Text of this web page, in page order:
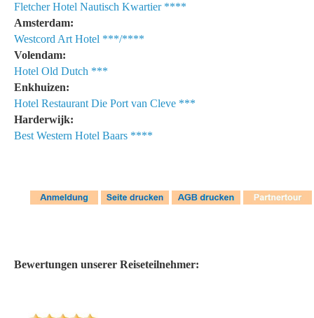
Fletcher Hotel Nautisch Kwartier ****
Amsterdam:
Westcord Art Hotel ***/****
Volendam:
Hotel Old Dutch ***
Enkhuizen:
Hotel Restaurant Die Port van Cleve ***
Harderwijk:
Best Western Hotel Baars ****
Bewertungen unserer Reiseteilnehmer: